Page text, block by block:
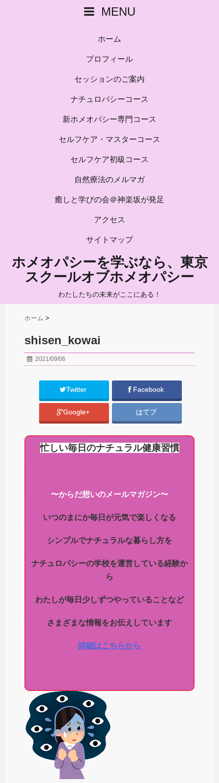
MENU
ホーム
プロフィール
セッションのご案内
ナチュロパシーコース
新ホメオパシー専門コース
セルフケア・マスターコース
セルフケア初級コース
自然療法のメルマガ
癒しと学びの会＠神楽坂が発足
アクセス
サイトマップ
ホメオパシーを学ぶなら、東京
スクールオブホメオパシー
わたしたちの未来がここにある！
ホーム >
shisen_kowai
2021/09/06
Twitter Facebook
Google+ はてブ
忙しい毎日のナチュラル健康習慣
〜からだ想いのメールマガジン〜
いつのまにか毎日が元気で楽しくなる
シンプルでナチュラルな暮らし方を
ナチュロパシーの学校を運営している経験か
ら
わたしが毎日少しずつやっていることなど
さまざまな情報をお伝えしています
詳細はこちらから